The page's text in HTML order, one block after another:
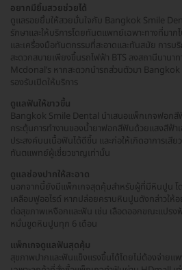
อยากมียิ้มสวยช่วยได้
ดูแลรอยยิ้มให้สวยมั่นใจกับ Bangkok Smile
รักษาและให้บริการโดยทันตแพทย์เฉพาะทางที่ม
และเครื่องมือทันตกรรมที่สะอาดและทันสมัย การบ
สะดวกสบายเพียงขึ้นรถไฟฟ้า BTS ลงสถานีนานาท
Mcdonal’s หากสะดวกนำรถส่วนตัวมา
รองรับเปิดให้บริการ
ดูแลฟันให้ขาวขึ้น
Bangkok Smile Dental นำเสนอแพ็กเกจฟอก
กระตุ้นการทำงานของน้ำยาฟอกสีฟันด้วยแสงสีฟ้า
ประสงค์บนเนื้อฟันได้ดีขึ้น และก่อให้เกิดอาการเสี
ทันตแพทย์ผู้เชี่ยวชาญเท่านั้น
ดูแลช่องปากให้สะอาด
นอกจากนี้ยังมีแพ็กเกจสุดคุ้มสำหรับผู้ที่มีหินปูน โ
เคลือบฟูออไรด์ หากปล่อยคราบหินปูนดังกล่าวให้อ
ต่อสุขภาพเหงือกและฟัน เช่น เลือดออกขณะแปร
หมั่นขูดหินปูนทุก 6 เดือน
แพ็กเกจดูแลฟันสุดคุ้ม
สุขภาพปากและฟันแข็งแรงขึ้นได้โดยไม่ต้องจ่าย